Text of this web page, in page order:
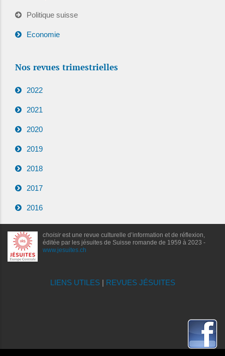
Politique suisse
Economie
Nos revues trimestrielles
2022
2021
2020
2019
2018
2017
2016
choisirest une revue culturelle d’information et de réflexion,
éditée par les jésuites de Suisse romande de 1959 à 2023 -
www.jesuites.ch
LIENS UTILES| REVUES JÉSUITES